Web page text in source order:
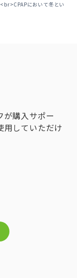
において冬とい
が購入サポー
用していただけ